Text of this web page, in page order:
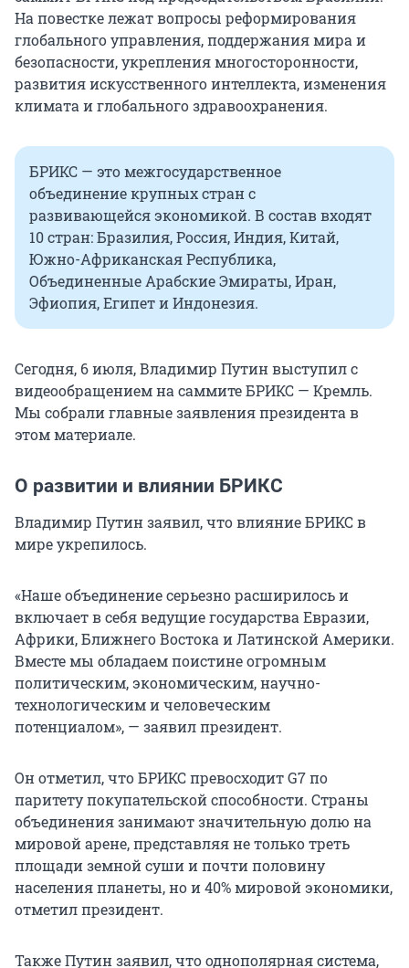
На повестке лежат вопросы реформирования
глобального управления, поддержания мира и
безопасности, укрепления многосторонности,
развития искусственного интеллекта, изменения
климата и глобального здравоохранения.
БРИКС — это межгосударственное
объединение крупных стран с
развивающейся экономикой. В состав входят
10 стран: Бразилия, Россия, Индия, Китай,
Южно-Африканская Республика,
Объединенные Арабские Эмираты, Иран,
Эфиопия, Египет и Индонезия.
Сегодня, 6 июля, Владимир Путин выступил с
видеообращением на саммите БРИКС — Кремль.
Мы собрали главные заявления президента в
этом материале.
О развитии и влиянии БРИКС
Владимир Путин заявил, что влияние БРИКС в
мире укрепилось.
«Наше объединение серьезно расширилось и
включает в себя ведущие государства Евразии,
Африки, Ближнего Востока и Латинской Америки.
Вместе мы обладаем поистине огромным
политическим, экономическим, научно-
технологическим и человеческим
потенциалом», — заявил президент.
Он отметил, что БРИКС превосходит G7 по
паритету покупательской способности. Страны
объединения занимают значительную долю на
мировой арене, представляя не только треть
площади земной суши и почти половину
населения планеты, но и 40% мировой экономики,
отметил президент.
Также Путин заявил, что однополярная система,